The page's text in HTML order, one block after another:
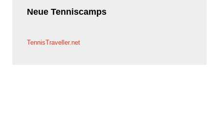
Neue Tenniscamps
TennisTraveller.net